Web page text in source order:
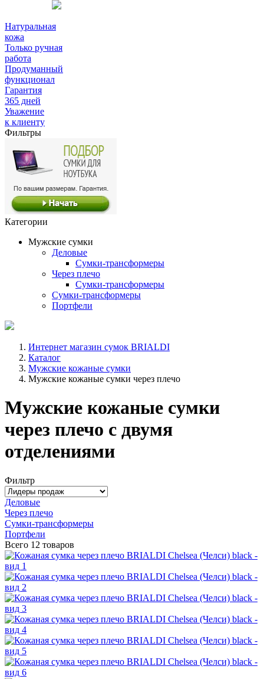
Натуральная
кожа
Только ручная
работа
Продуманный
функционал
Гарантия
365 дней
Уважение
к клиенту
Фильтры
Категории
Мужские сумки
Деловые
Сумки-трансформеры
Через плечо
Сумки-трансформеры
Сумки-трансформеры
Портфели
Интернет магазин сумок BRIALDI
Каталог
Мужские кожаные сумки
Мужские кожаные сумки через плечо
Мужские кожаные сумки
через плечо с двумя
отделениями
Фильтр
Деловые
Через плечо
Сумки-трансформеры
Портфели
Всего 12 товаров